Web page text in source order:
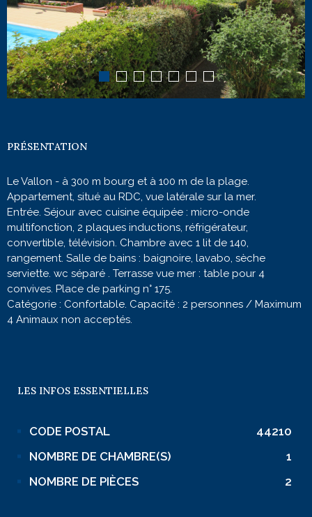
PRÉSENTATION
Le Vallon - à 300 m bourg et à 100 m de la plage.
Appartement, situé au RDC, vue latérale sur la mer.
Entrée. Séjour avec cuisine équipée : micro-onde
multifonction, 2 plaques inductions, réfrigérateur,
convertible, télévision. Chambre avec 1 lit de 140,
rangement. Salle de bains : baignoire, lavabo, sèche
serviette. wc séparé . Terrasse vue mer : table pour 4
convives. Place de parking n° 175.
Catégorie : Confortable. Capacité : 2 personnes / Maximum
4 Animaux non acceptés.
LES INFOS ESSENTIELLES
Caractérisque Valeurs
CODE POSTAL
44210
NOMBRE DE CHAMBRE(S)
1
NOMBRE DE PIÈCES
2